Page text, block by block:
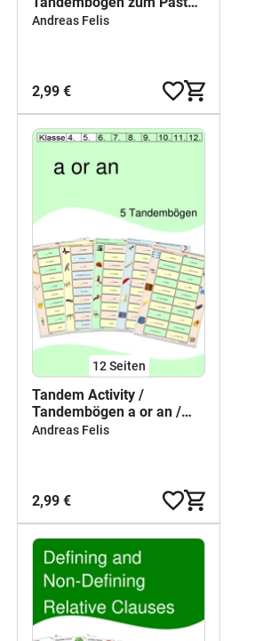
Perfect
Andreas Felis
2,99 €
12Seiten
Tandem Activity /
Tandembögen a or an /
indefinite article
Andreas Felis
2,99 €